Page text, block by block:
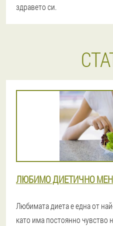
здравето си.
ЛЮБИМО ДИЕТИЧНО
Любимата диета е една от
като има постоянно чувство